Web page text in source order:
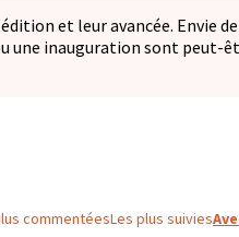
et leur avancée. Envie
une inauguration sont peut-
commentéesLes plus suivies